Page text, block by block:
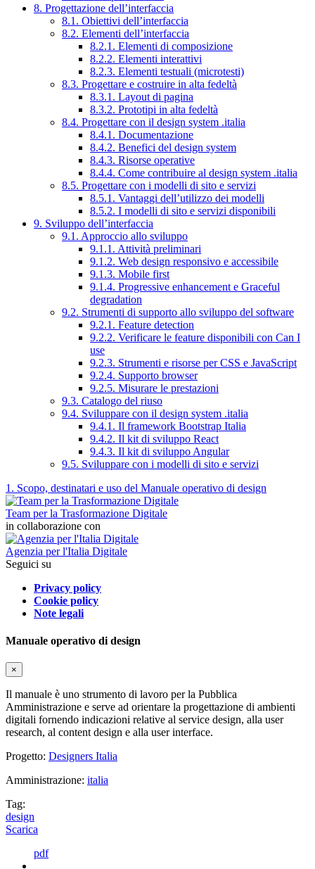
8. Progettazione dell’interfaccia
8.1. Obiettivi dell’interfaccia
8.2. Elementi dell’interfaccia
8.2.1. Elementi di composizione
8.2.2. Elementi interattivi
8.2.3. Elementi testuali (microtesti)
8.3. Progettare e costruire in alta fedeltà
8.3.1. Layout di pagina
8.3.2. Prototipi in alta fedeltà
8.4. Progettare con il design system .italia
8.4.1. Documentazione
8.4.2. Benefici del design system
8.4.3. Risorse operative
8.4.4. Come contribuire al design system .italia
8.5. Progettare con i modelli di sito e servizi
8.5.1. Vantaggi dell’utilizzo dei modelli
8.5.2. I modelli di sito e servizi disponibili
9. Sviluppo dell’interfaccia
9.1. Approccio allo sviluppo
9.1.1. Attività preliminari
9.1.2. Web design responsivo e accessibile
9.1.3. Mobile first
9.1.4. Progressive enhancement e Graceful
degradation
9.2. Strumenti di supporto allo sviluppo del software
9.2.1. Feature detection
9.2.2. Verificare le feature disponibili con Can I
use
9.2.3. Strumenti e risorse per CSS e JavaScript
9.2.4. Supporto browser
9.2.5. Misurare le prestazioni
9.3. Catalogo del riuso
9.4. Sviluppare con il design system .italia
9.4.1. Il framework Bootstrap Italia
9.4.2. Il kit di sviluppo React
9.4.3. Il kit di sviluppo Angular
9.5. Sviluppare con i modelli di sito e servizi
1. Scopo, destinatari e uso del Manuale operativo di design
Team per la Trasformazione Digitale
in collaborazione con
Agenzia per l'Italia Digitale
Seguici su
Privacy policy
Cookie policy
Note legali
Manuale operativo di design
×
Il manuale è uno strumento di lavoro per la Pubblica
Amministrazione e serve ad orientare la progettazione di ambienti
digitali fornendo indicazioni relative al service design, alla user
research, al content design e alla user interface.
Progetto: Designers Italia
Amministrazione: italia
Tag:
design
Scarica
pdf